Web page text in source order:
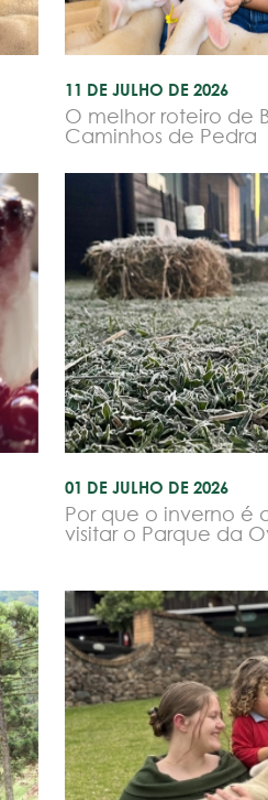
11 DE JULHO DE 2026
O melhor roteiro de
Caminhos de Pedra
01 DE JULHO DE 2026
Por que o inverno é
visitar o Parque da